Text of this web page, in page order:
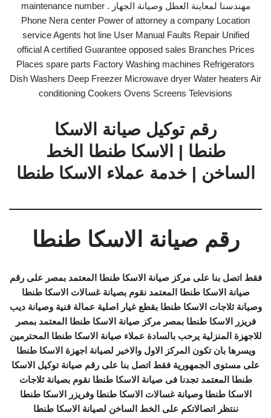
مهندسنا لمعاينة العطل وصيانة الجهاز . maintenance number
Phone Nera center Power of attorney a company Location
service Agents hot line User Manual Faults Repair Unified
official A certified Guarantee opposed sales Branches Prices
Places spare parts Factory Washing machines Refrigerators
Dish Washers Deep Freezer Microwave dryer Water heaters Air
conditioning Cookers Ovens Screens Televisions
رقم توكيل صيانة الاسكا
طنطا | الاسكا طنطا الخط
الساخن | خدمة عملاء الاسكا طنطا
رقم صيانة الاسكا طنطا
فقط اتصل بنا على مركز صيانة الاسكا طنطا المعتمد بمصر على رقم
صيانة الاسكا طنطا المعتمد نقوم بصيانة غسالات الاسكا طنطا
وصيانة ثلاجات الاسكا طنطا بقطع غيار اصلية عمالة فنية وصيانة ديب
فريزر الاسكا طنطا بمصر مركز صيانة الاسكا طنطا المعتمد بمصر
للاجهزة المنزلية يرحب بالسادة عملاء صيانة الاسكا طنطا المحترمين
ويسرها بان تكون المركز الاول والاخير لصيانة اجهزة الاسكا طنطا
على مستوى الجمهورية فقط اتصل بنا على رقم صيانة توكيل الاسكا
طنطا المعتمد تجدنا فى صيانة الاسكا طنطا نقوم بصيانة ثلاجات
الاسكا طنطا وصيانة غسالات الاسكا طنطا وفريزر الاسكا طنطا
ننتظر اتصالاتكم على الخط الساخن لصيانة الاسكا طنطا